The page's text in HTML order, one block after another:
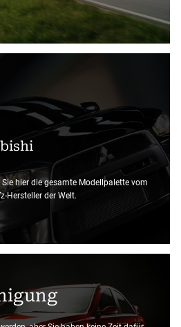
Sie hier die gesamte Modellpalette vom
Hersteller der Welt.